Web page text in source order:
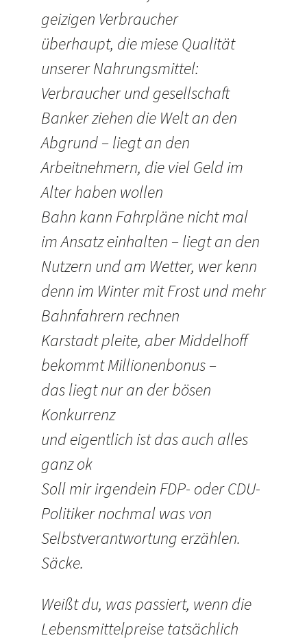
geizigen Verbraucher
überhaupt, die miese Qualität
unserer Nahrungsmittel:
Verbraucher und gesellschaft
Banker ziehen die Welt an den
Abgrund – liegt an den
Arbeitnehmern, die viel Geld im
Alter haben wollen
Bahn kann Fahrpläne nicht mal
im Ansatz einhalten – liegt an den
Nutzern und am Wetter, wer kenn
denn im Winter mit Frost und mehr
Bahnfahrern rechnen
Karstadt pleite, aber Middelhoff
bekommt Millionenbonus –
das liegt nur an der bösen
Konkurrenz
und eigentlich ist das auch alles
ganz ok
Soll mir irgendein FDP- oder CDU-
Politiker nochmal was von
Selbstverantwortung erzählen.
Säcke.
Weißt du, was passiert, wenn die
Lebensmittelpreise tatsächlich